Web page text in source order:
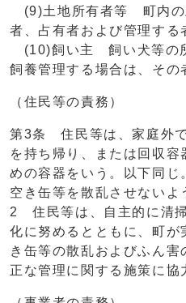
(9)土地所有者等 町内の
者、占有者および管理する
(10)飼い主 飼い犬等の
飼養管理する場合は、その
（住民等の責務）
第3条 住民等は、家庭外
を持ち帰り、または回収
めの容器をいう。以下同じ
空き缶等を散乱させないよ
2 住民等は、自主的に清
化に努めるとともに、町が
き缶等の散乱およびふん
正な管理に関する施策に協